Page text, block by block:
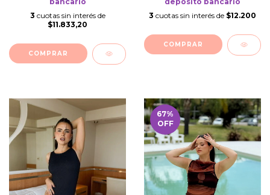
3 cuotas sin interés de
$11.833,20
COMPRAR
3 cuotas sin interés de $12.200
COMPRAR
67%
OFF